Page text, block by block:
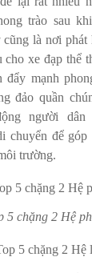
trào sau
là nơi phát
cho xe đạp thể
đẩy mạnh
đảo quần
người
chuyển để góp
trường.
5 chặng 2 Hệ